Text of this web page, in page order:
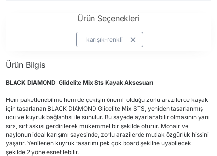
Ürün Seçenekleri
karışık-renkli
Ürün Bilgisi
BLACK DIAMOND Glidelite Mix Sts Kayak Aksesuarı
Hem paketlenebilme hem de çekişin önemli olduğu zorlu arazilerde kayak
için tasarlanan BLACK DIAMOND Glidelite Mix STS, yeniden tasarlanmış
ucu ve kuyruk bağlantısı ile sunulur. Bu sayede ayarlanabilir olmasının yanı
sıra, sırt askısı gerdirilerek mükemmel bir şekilde oturur. Mohair ve
naylonun ideal karışımı sayesinde, zorlu arazilerde mutlak özgürlük hissini
yaşatır. Yenilenen kuyruk tasarımı pek çok board şekline uyabilecek
şekilde 2 yöne esnetilebilir.